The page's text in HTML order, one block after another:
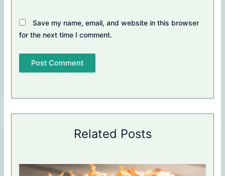
Save my name, email, and website in this browser
for the next time I comment.
Related Posts